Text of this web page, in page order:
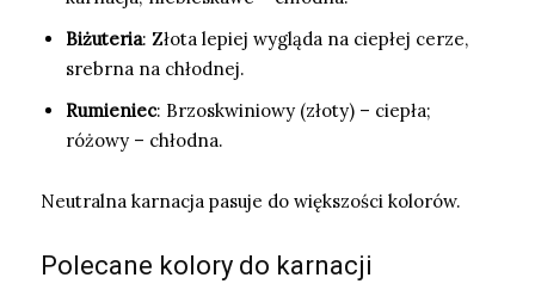
Biżuteria: Złota lepiej wygląda na ciepłej cerze,
srebrna na chłodnej.
Rumieniec: Brzoskwiniowy (złoty) – ciepła;
różowy – chłodna.
Neutralna karnacja pasuje do większości kolorów.
Polecane kolory do karnacji